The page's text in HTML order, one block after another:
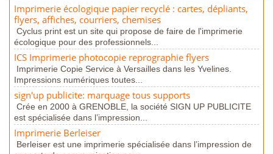
Imprimerie écologique papier recyclé : cartes, dépliants,
flyers, affiches, courriers, chemises
Cyclus print est un site qui propose de faire de l'imprimerie
écologique pour des professionnels...
ICS Imprimerie photocopie reprographie flyers
Imprimerie Copie Service à Versailles dans les Yvelines.
Impressions numériques toutes...
sign'up publicite: marquage tous supports
Crée en 2000 à GRENOBLE, la société SIGN UP PUBLICITE
est spécialisée dans l’impression...
Imprimerie Berleiser
Berleiser est une imprimerie spécialisée dans l’impression de